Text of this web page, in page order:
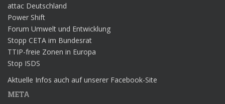
attac Deutschland
Power Shift
Forum Umwelt und Entwicklung
Stopp CETA im Bundesrat
TTIP-freie Zonen in Europa
Stop ISDS
Aktuelle Infos auch auf unserer Facebook-Site
META